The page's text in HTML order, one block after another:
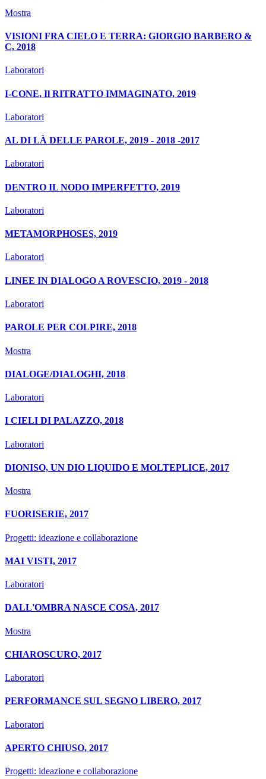
Mostra
VISIONI FRA CIELO E TERRA: GIORGIO BARBERO &
C, 2018
Laboratori
I-CONE, Il RITRATTO IMMAGINATO, 2019
Laboratori
AL DI LÀ DELLE PAROLE, 2019 - 2018 -2017
Laboratori
DENTRO IL NODO IMPERFETTO, 2019
Laboratori
METAMORPHOSES, 2019
Laboratori
LINEE IN DIALOGO A ROVESCIO, 2019 - 2018
Laboratori
PAROLE PER COLPIRE, 2018
Mostra
DIALOGE/DIALOGHI, 2018
Laboratori
I CIELI DI PALAZZO, 2018
Laboratori
DIONISO, UN DIO LIQUIDO E MOLTEPLICE, 2017
Mostra
FUORISERIE, 2017
Progetti: ideazione e collaborazione
MAI VISTI, 2017
Laboratori
DALL'OMBRA NASCE COSA, 2017
Mostra
CHIAROSCURO, 2017
Laboratori
PERFORMANCE SUL SEGNO LIBERO, 2017
Laboratori
APERTO CHIUSO, 2017
Progetti: ideazione e collaborazione